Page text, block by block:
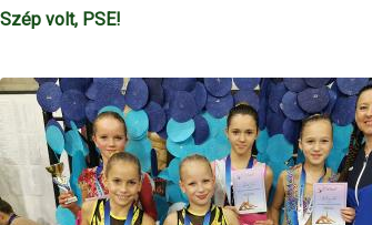
Szép volt, PSE!